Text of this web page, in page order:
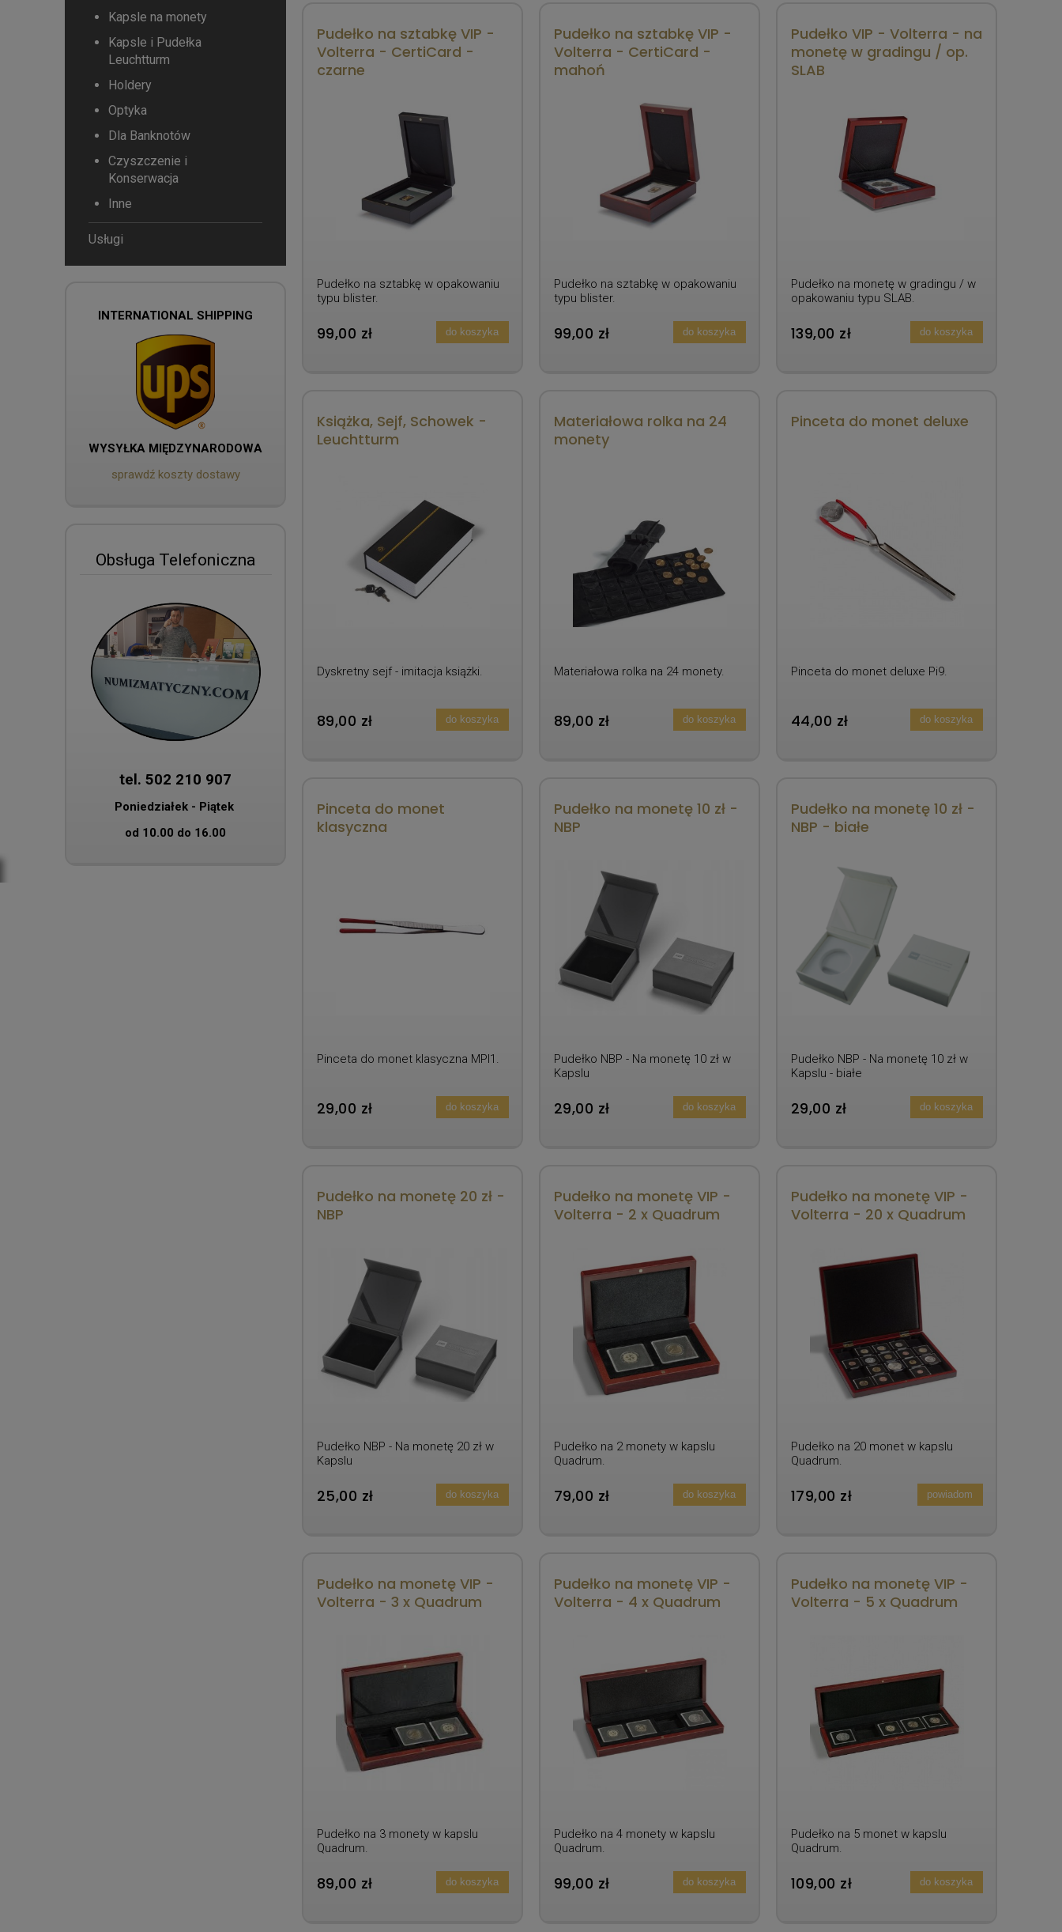
Kapsle na monety
Kapsle i Pudełka
Leuchtturm
Holdery
Optyka
Dla Banknotów
Czyszczenie i
Konserwacja
Inne
Usługi
INTERNATIONAL SHIPPING
WYSYŁKA MIĘDZYNARODOWA
sprawdź koszty dostawy
Obsługa Telefoniczna
tel. 502 210 907
Poniedziałek - Piątek
od 10.00 do 16.00
Pudełko na sztabkę VIP -
Volterra - CertiCard -
czarne
Pudełko na sztabkę w opakowaniu
typu blister.
99,00 zł do koszyka
Pudełko na sztabkę VIP -
Volterra - CertiCard -
mahoń
Pudełko na sztabkę w opakowaniu
typu blister.
99,00 zł do koszyka
Pudełko VIP - Volterra - na
monetę w gradingu / op.
SLAB
Pudełko na monetę w gradingu / w
opakowaniu typu SLAB.
139,00 zł do koszyka
Książka, Sejf, Schowek -
Leuchtturm
Dyskretny sejf - imitacja książki.
89,00 zł do koszyka
Materiałowa rolka na 24
monety
Materiałowa rolka na 24 monety.
89,00 zł do koszyka
Pinceta do monet deluxe
Pinceta do monet deluxe Pi9.
44,00 zł do koszyka
Pinceta do monet
klasyczna
Pinceta do monet klasyczna MPI1.
29,00 zł do koszyka
Pudełko na monetę 10 zł -
NBP
Pudełko NBP - Na monetę 10 zł w
Kapslu
29,00 zł do koszyka
Pudełko na monetę 10 zł -
NBP - białe
Pudełko NBP - Na monetę 10 zł w
Kapslu - białe
29,00 zł do koszyka
Pudełko na monetę 20 zł -
NBP
Pudełko NBP - Na monetę 20 zł w
Kapslu
25,00 zł do koszyka
Pudełko na monetę VIP -
Volterra - 2 x Quadrum
Pudełko na 2 monety w kapslu
Quadrum.
79,00 zł do koszyka
Pudełko na monetę VIP -
Volterra - 20 x Quadrum
Pudełko na 20 monet w kapslu
Quadrum.
179,00 zł powiadom
Pudełko na monetę VIP -
Volterra - 3 x Quadrum
Pudełko na 3 monety w kapslu
Quadrum.
89,00 zł do koszyka
Pudełko na monetę VIP -
Volterra - 4 x Quadrum
Pudełko na 4 monety w kapslu
Quadrum.
99,00 zł do koszyka
Pudełko na monetę VIP -
Volterra - 5 x Quadrum
Pudełko na 5 monet w kapslu
Quadrum.
109,00 zł do koszyka